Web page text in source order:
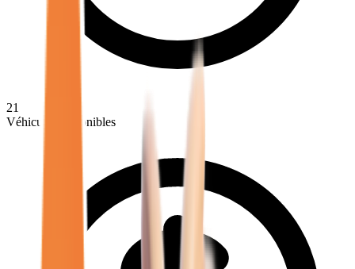
21
Véhicules disponibles